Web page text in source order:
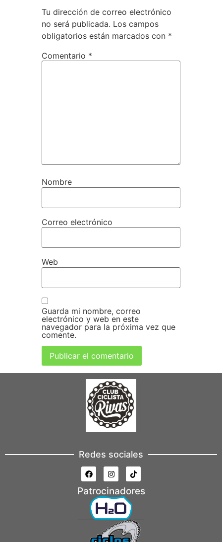
Tu dirección de correo electrónico
no será publicada. Los campos
obligatorios están marcados con *
Comentario *
Nombre
Correo electrónico
Web
Guarda mi nombre, correo
electrónico y web en este
navegador para la próxima vez que
comente.
Redes sociales
Patrocinadores